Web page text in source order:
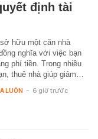
định tài
hữu một căn nhà
nghĩa với việc bạn
phí tiền. Trong nhiều
thuê nhà giúp giảm…
LUÔN - 6 giờ trước